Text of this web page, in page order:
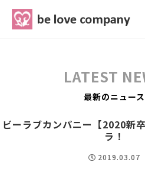
LATEST
最新のニュース
ビーラブカンパニー【2020新
ラ！
2019.03.07